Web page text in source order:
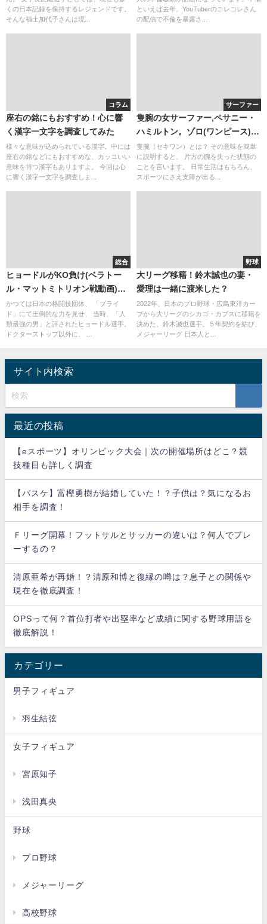
くの日本記録を保持するレジェンドです。
そんな福士加代子さんは現...
といえば去年、YouTuberのコレコレさん
の配信で不倫を暴露さ...
コラム
座右の銘にもおすすめ！心に響
く漢字一文字を調査してみた
様々な意味が込められている漢字。中には
座右の銘などにもおすすめな、カッコいい
意味を持つ漢字もありますよ。 今回は心
に響く漢字一文字を調査しま...
サーファー
隻腕の女サーファー,ペサニー・
ハミルトン。ゾロ(ワンピース)な
ど剣士キャラに多い？漱石の授
業
隻腕（セキワン）とは？ その意味を簡単
に説明すると、 片方の腕を失った状態の
ことを言います。 日常生活はもちろん、
スポーツにさえ支障が出る...
総合
ヒョードルがKO負け(ベラトー
ル・マットミトリオン戦動画)。
現役続行の理由。現在の年齢と
劣化と家族
かつては日本の格闘技団体、 「プライ
ド」にて圧倒的な力を見せ、 当時、「人
類最強の男」と評されたヒョードル選手。
ドクターストップ以外に、 ...
野球
大リーグ移籍！鈴木誠也の妻・
愛理は一緒に渡米した？
2022年、日本のプロ野球・広島東洋カー
プから大リーグのシカゴ・カブスに移籍を
決めた、鈴木誠也選手。５年契約を結び、
メジャーリーグ 日本人と...
サイト内検索
最近の投稿
【eスポーツ】オリンピック大会｜次の開催場所はどこ？競
技種目も詳しく調査
【バスケ】富樫勇樹が結婚していた！？子供は？気になるお
相手を調査！
Ｆリーグ開幕！フットサルとサッカーの違いは？何人でプレ
ーするの？
清原亜希が再婚！？清原和博と復縁の噂は？息子との関係や
現在を徹底調査！
OPSって何？首位打者や出塁率など成績に関する野球用語を
徹底解説！
カテゴリー
男子フィギュア
羽生結弦
女子フィギュア
宮原知子
浅田真央
野球
プロ野球
メジャーリーグ
高校野球